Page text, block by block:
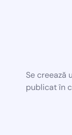
Se creează
publicat în